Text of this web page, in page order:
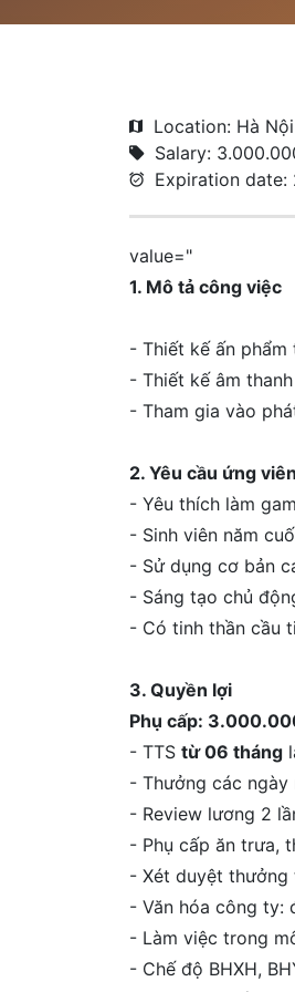
Location: Hà Nội
Salary:
Expiration
value="
1. Mô tả công việc
- Thiết kế ấn
- Thiết kế âm
- Tham gia vào
2. Yêu cầu ứng viên
- Yêu thích làm
- Sinh viên năm
- Sử dụng cơ bản
- Sáng tạo chủ
- Có tinh thần cầu
3. Quyền lợi
Phụ cấp:
- TTS từ 06 tháng
- Thưởng các
- Review lương 2
- Phụ cấp ăn trưa,
- Xét duyệt
- Văn hóa công ty:
- Làm việc trong
- Chế độ BHXH,